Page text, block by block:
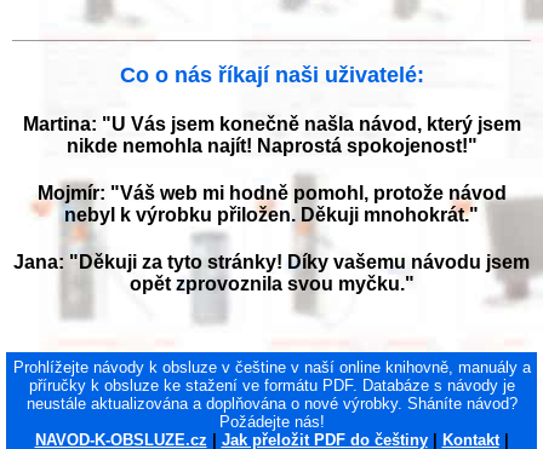
Co o nás říkají naši uživatelé:
Martina: "U Vás jsem konečně našla návod, který jsem
nikde nemohla najít! Naprostá spokojenost!"
Mojmír: "Váš web mi hodně pomohl, protože návod
nebyl k výrobku přiložen. Děkuji mnohokrát."
Jana: "Děkuji za tyto stránky! Díky vašemu návodu jsem
opět zprovoznila svou myčku."
Prohlížejte návody k obsluze v češtine v naší online knihovně, manuály a
příručky k obsluze ke stažení ve formátu PDF. Databáze s návody je
neustále aktualizována a doplňována o nové výrobky. Sháníte návod?
Požádejte nás!
NAVOD-K-OBSLUZE.cz
Jak přeložit PDF do češtiny| Kontakt